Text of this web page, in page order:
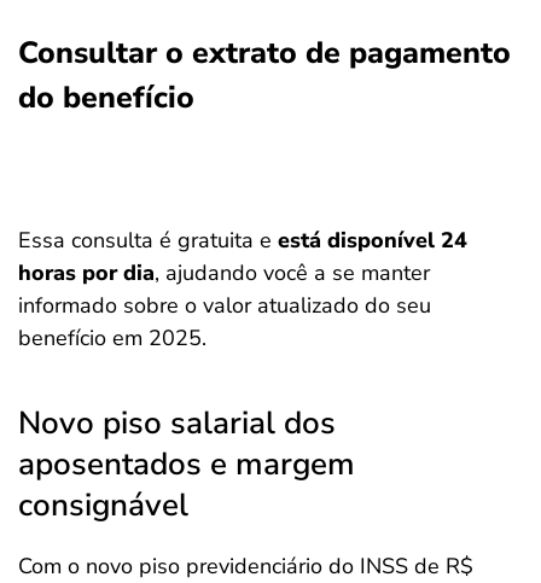
Consultar o extrato de pagamento
do benefício
Essa consulta é gratuita e está disponível 24
horas por dia, ajudando você a se manter
informado sobre o valor atualizado do seu
benefício em 2025.
Novo piso salarial dos
aposentados e margem
consignável
Com o novo piso previdenciário do INSS de R$